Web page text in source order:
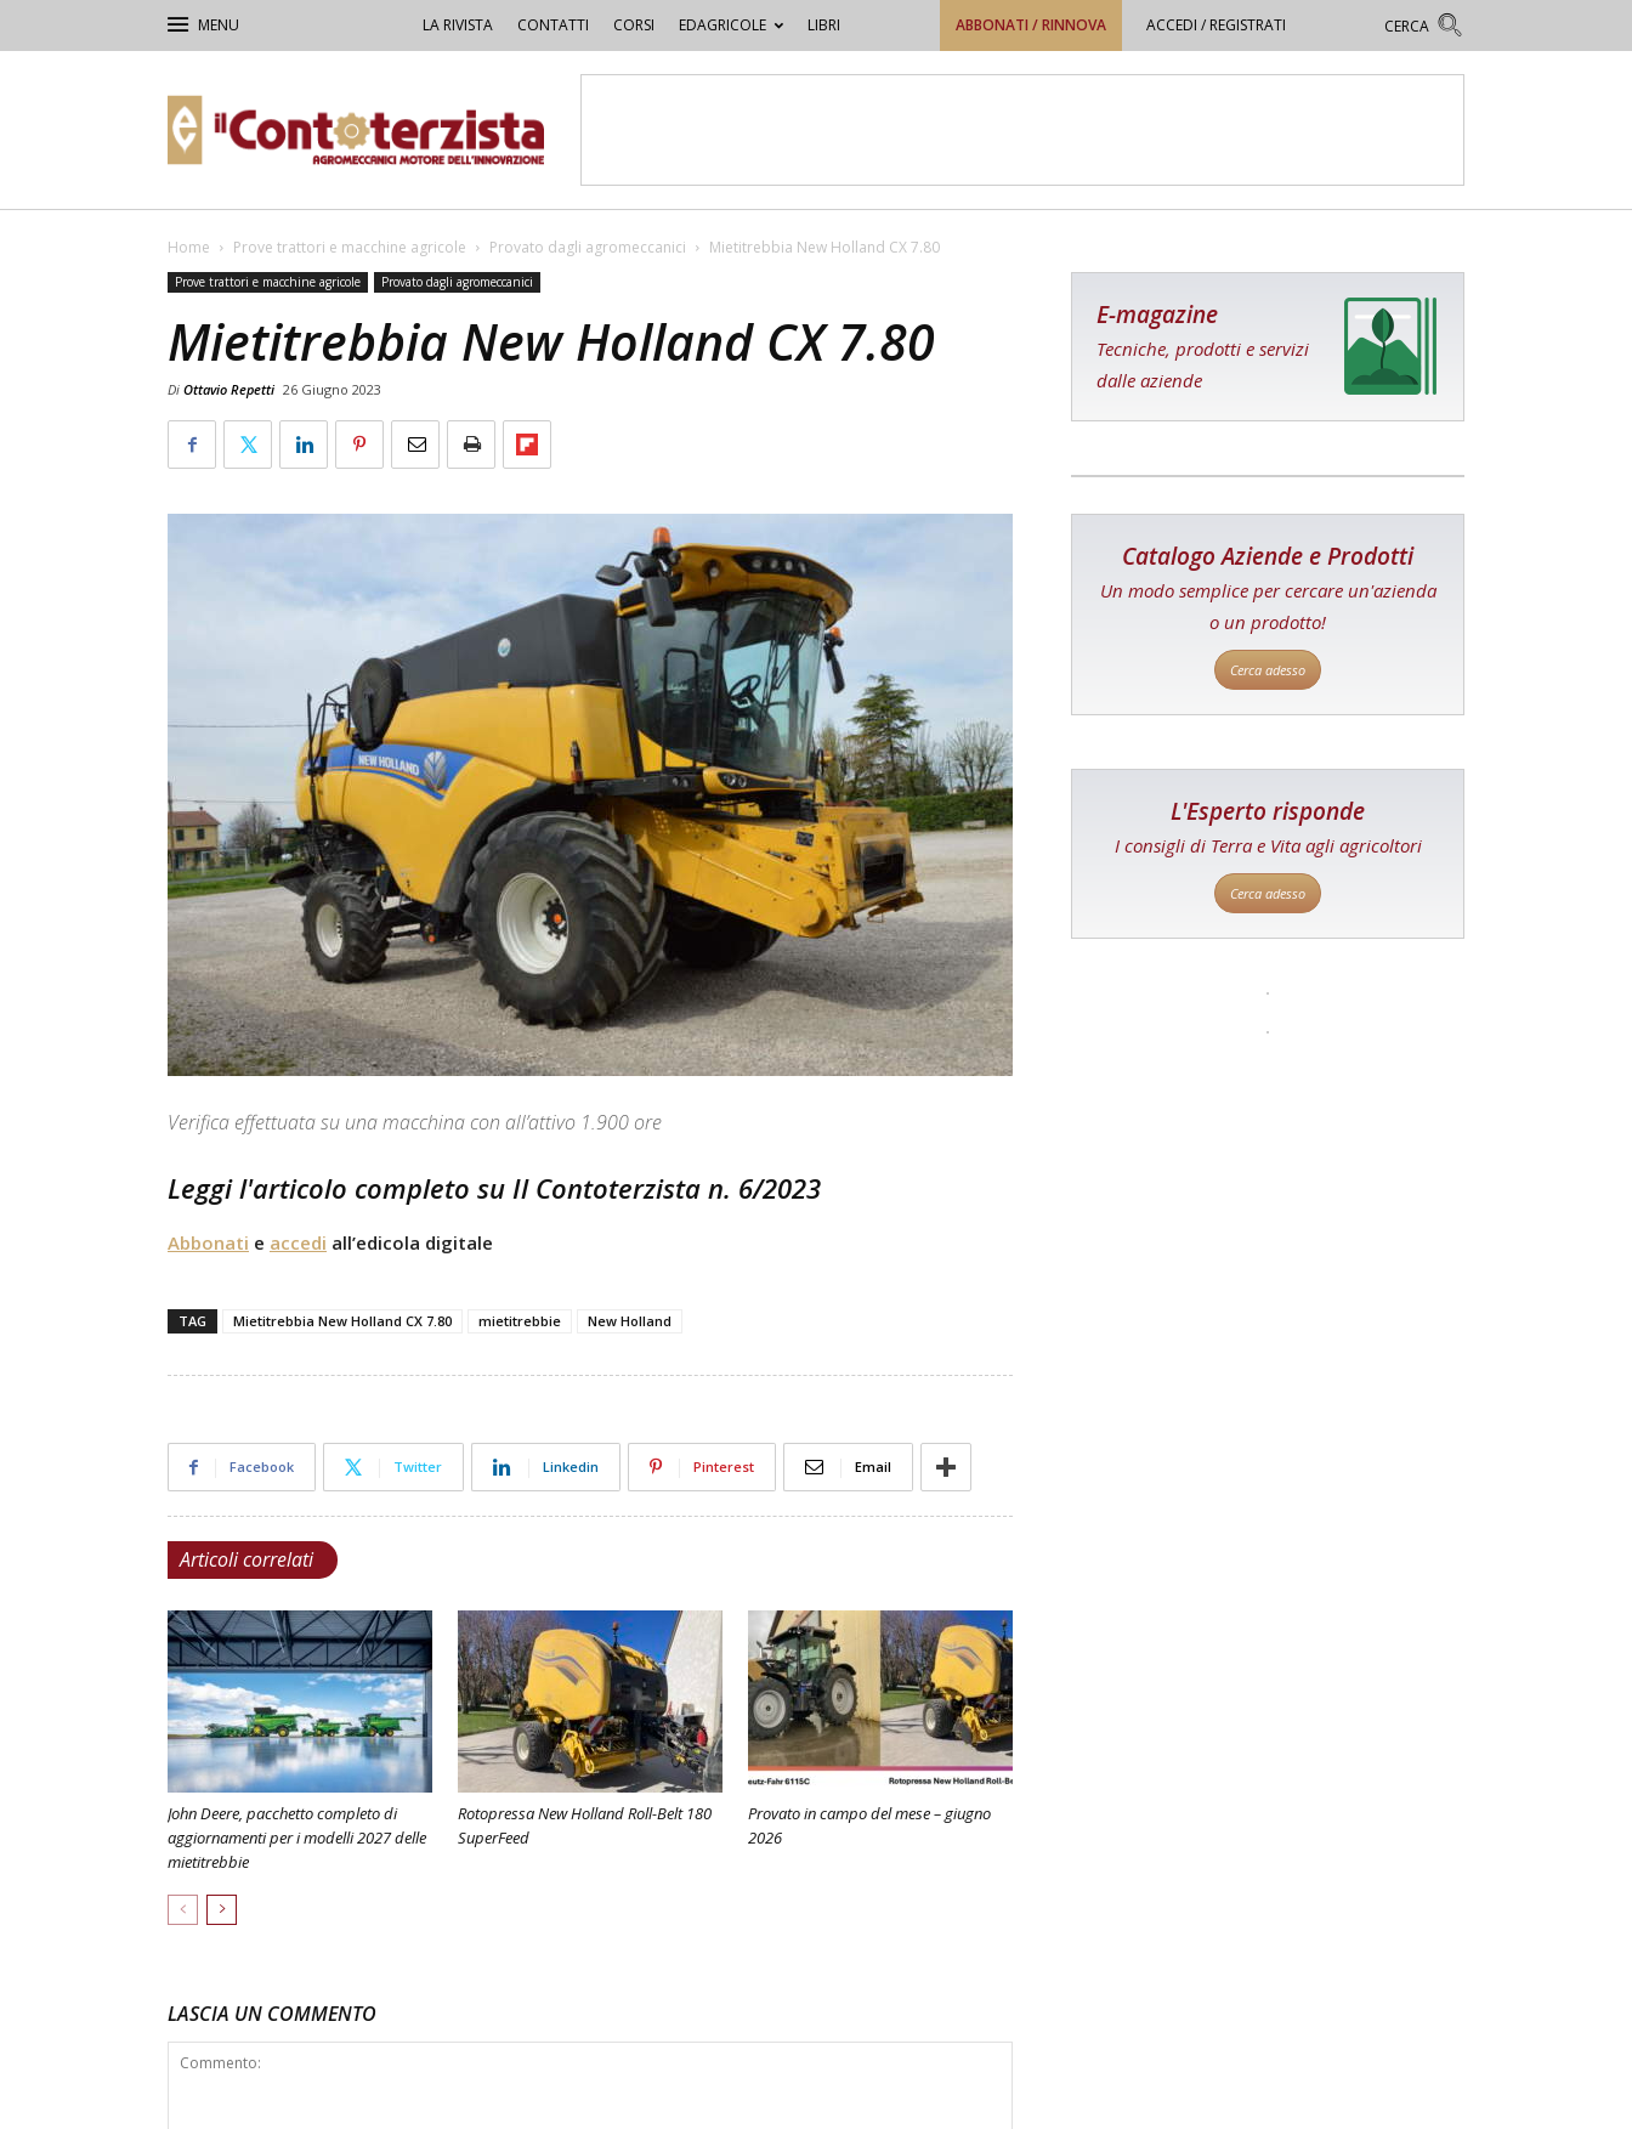
LA RIVISTA CONTATTI CORSI EDAGRICOLE LIBRI ABBONATI / RINNOVA ACCEDI / REGISTRATI
Contoterzista
Home Prove trattori e macchine agricole Provato dagli agromeccanici Mietitrebbia New Holland CX 7.80
Prove trattori e macchine agricole Provato dagli agromeccanici
Mietitrebbia New Holland CX 7.80
Di Ottavio Repetti 26 Giugno 2023
Verifica effettuata su una macchina con all’attivo 1.900 ore
Leggi l'articolo completo su Il Contoterzista n. 6/2023
Abbonati e accedi all’edicola digitale
TAG Mietitrebbia New Holland CX 7.80 mietitrebbie New Holland
Facebook Twitter Linkedin Pinterest Email
Articoli correlati
John Deere, pacchetto completo di
aggiornamenti per i modelli 2027 delle
mietitrebbie
Rotopressa New Holland Roll-Belt 180
SuperFeed
Provato in campo del mese – giugno
2026
LASCIA UN COMMENTO
E-magazine
Tecniche, prodotti e servizi
dalle aziende
Catalogo Aziende e Prodotti
Un modo semplice per cercare un'azienda
o un prodotto!
Cerca adesso
L'Esperto risponde
I consigli di Terra e Vita agli agricoltori
Cerca adesso